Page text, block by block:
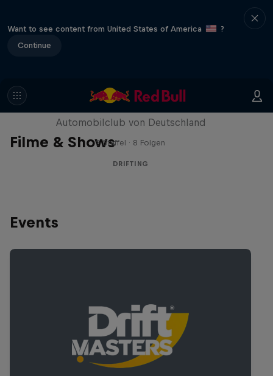
Want to see content from United States of America
?
Continue
Filme & Shows
AvD-Drift Championship
Automobilclub von Deutschland
2 Staffel · 8 Folgen
DRIFTING
Events